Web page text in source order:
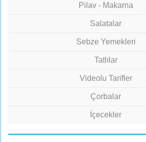
Pilav - Makarna
Salatalar
Sebze Yemekleri
Tatlılar
Videolu Tarifler
Çorbalar
İçecekler